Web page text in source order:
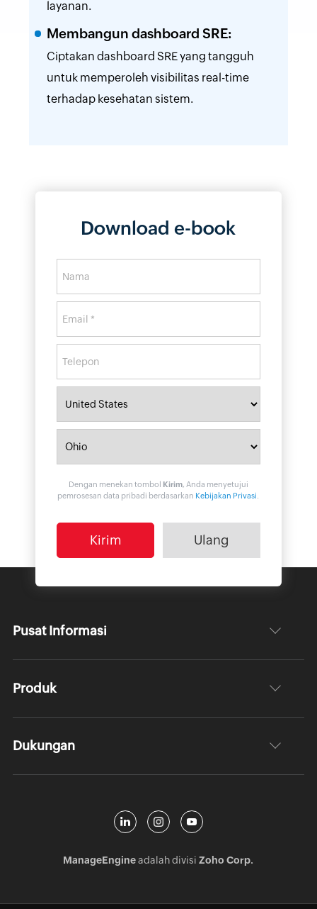
layanan.
Membangun dashboard SRE:
Ciptakan dashboard SRE yang tangguh
untuk memperoleh visibilitas real-time
terhadap kesehatan sistem.
Download e-book
Dengan menekan tombol Kirim, Anda menyetujui
pemrosesan data pribadi berdasarkan Kebijakan Privasi
Pusat Informasi
Produk
Dukungan
ManageEngineadalah divisiZoho Corp.